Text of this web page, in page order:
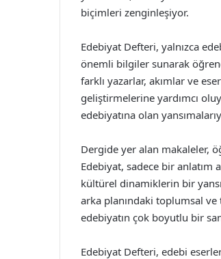
biçimleri zenginleşiyor.
Edebiyat Defteri, yalnızca
önemli bilgiler sunarak
farklı yazarlar, akımlar ve
geliştirmelerine yardımcı
edebiyatına olan
Dergide yer alan makaleler,
Edebiyat, sadece bir anlatım
kültürel dinamiklerin bir
arka planındaki toplumsal
edebiyatın çok boyutlu bir
Edebiyat Defteri, edebi